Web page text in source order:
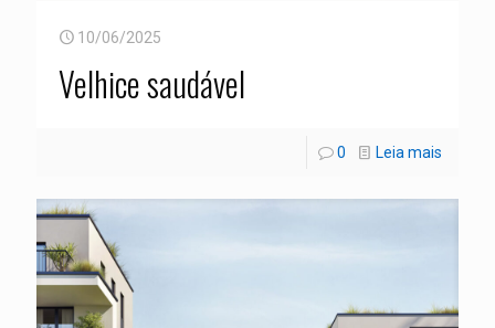
10/06/2025
Velhice saudável
0 Leia mais